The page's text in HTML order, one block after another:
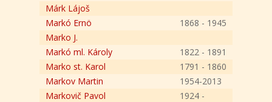
Márk Lájoš
Markó Ernö
1868 - 1945
Marko J.
Markó ml. Károly
1822 - 1891
Marko st. Karol
1791 - 1860
Markov Martin
1954-2013
Markovič Pavol
1924 -